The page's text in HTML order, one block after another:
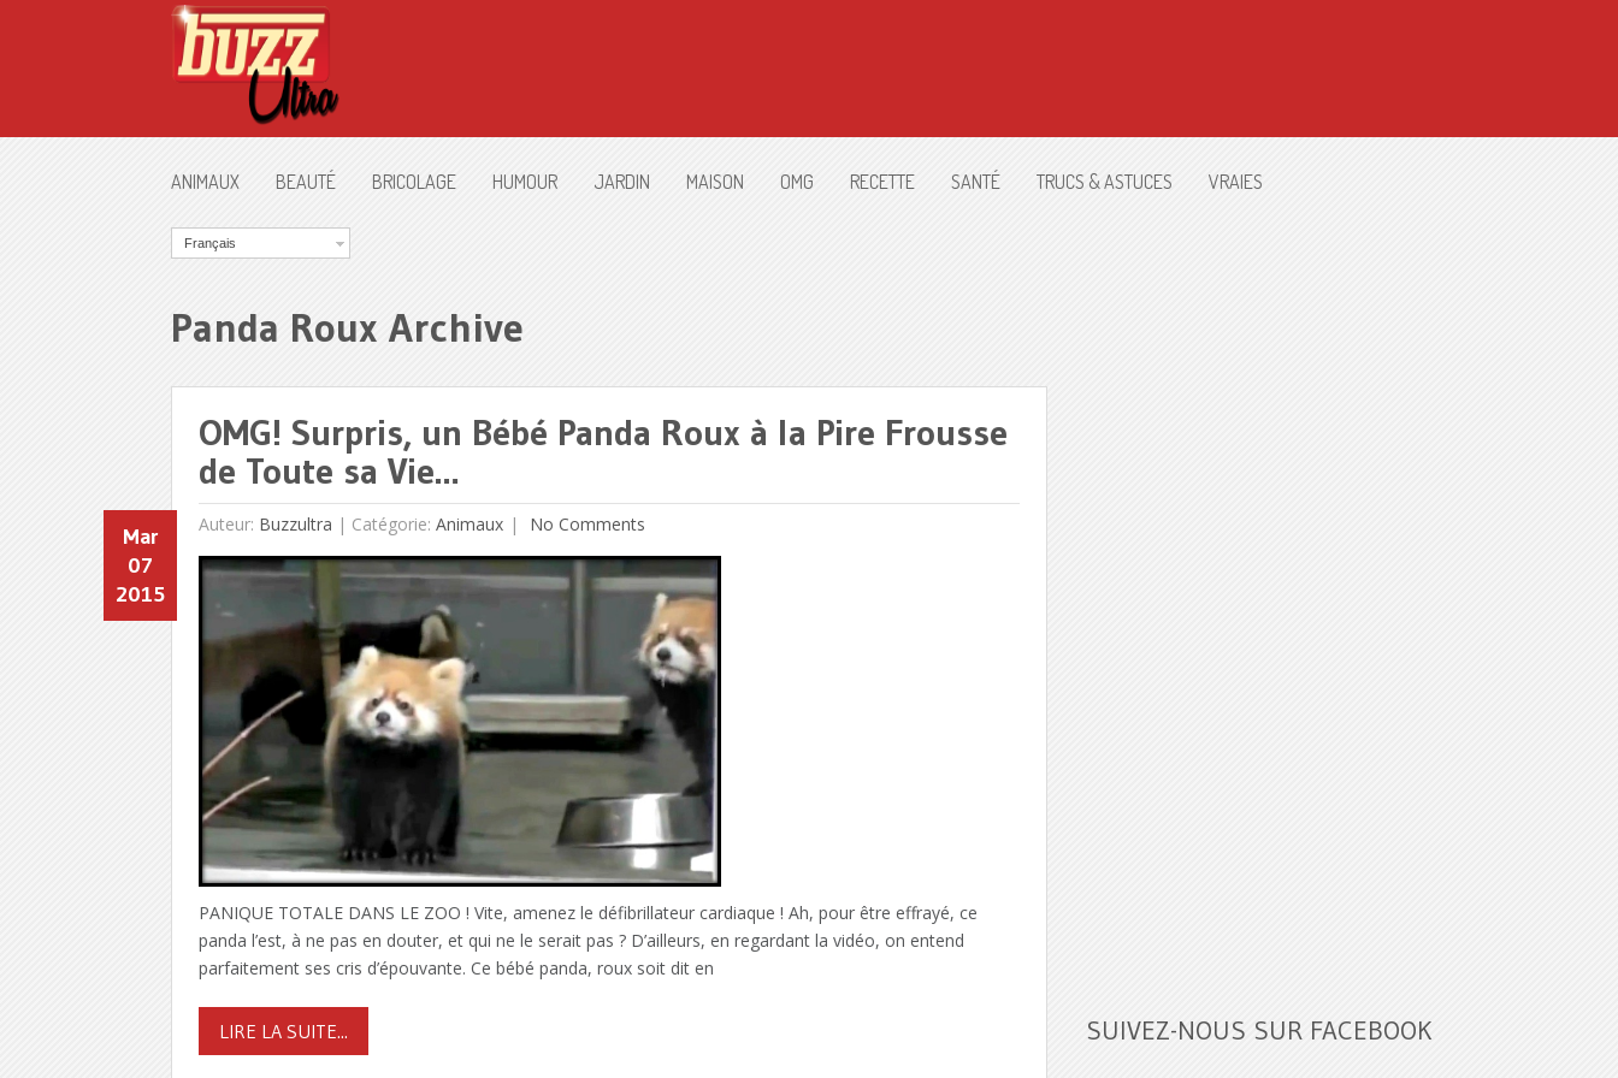
ANIMAUX BEAUTÉ BRICOLAGE HUMOUR JARDIN MAISON OMG RECETTE SANTÉ TRUCS & ASTUCES VRAIES
Français
Panda Roux Archive
OMG! Surpris, un Bébé Panda Roux à la Pire Frousse
de Toute sa Vie…
Auteur: Buzzultra |
Mar
07
2015
Catégorie: Animaux No Comments
PANIQUE TOTALE DANS LE ZOO ! Vite, amenez le défibrillateur cardiaque ! Ah, pour être effrayé, ce
panda l’est, à ne pas en douter, et qui ne le serait pas ? D’ailleurs, en regardant la vidéo, on entend
parfaitement ses cris d’épouvante. Ce bébé panda, roux soit dit en
LIRE LA SUITE... SUIVEZ-NOUS SUR FACEBOOK